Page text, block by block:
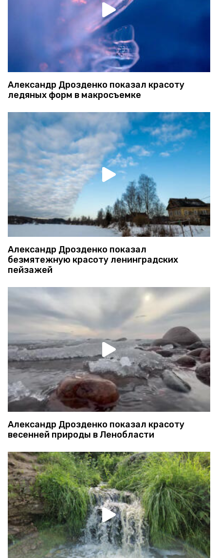
Александр Дрозденко показал красоту
ледяных форм в макросъемке
Александр Дрозденко показал
безмятежную красоту ленинградских
пейзажей
Александр Дрозденко показал красоту
весенней природы в Ленобласти